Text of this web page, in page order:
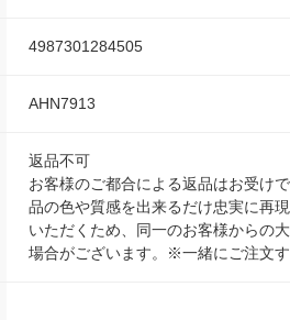
4987301284505
AHN7913
返品不可
お客様のご都合による返品はお受け
品の色や質感を出来るだけ忠実に再
いただくため、同一のお客様からの
場合がございます。※一緒にご注文